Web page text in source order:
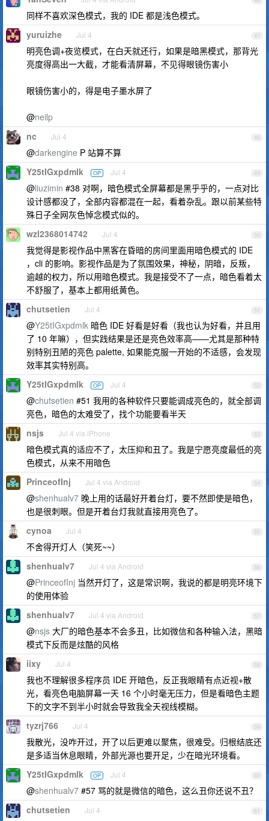
同样不喜欢深色模式，我的 IDE 都是浅色模式。
47
yuruizhe Jul 4
明亮色调+夜览模式，在白天就还行，如果是暗黑模式，那背光
亮度得高出一大截，才能看清屏幕，不见得眼镜伤害小
眼镜伤害小的，得是电子墨水屏了
@neilp
48
nc Jul 4
@darkengine P 站算不算
49
Y25tIGxpdmlk OP Jul 4
@liuzimin #38 对啊，暗色模式全屏幕都是黑乎乎的，一点对比
设计感都没了，全部内容都混在一起，看着杂乱。跟以前某些特
殊日子全网灰色悼念模式似的。
50
wzl2368014742 Jul 4
我觉得是影视作品中黑客在昏暗的房间里面用暗色模式的 IDE
，cli 的影响。影视作品是为了氛围效果，神秘，阴暗，反叛，
逾越的权力，所以用暗色模式。我是接受不了一点，暗色看着太
不舒服了，基本上都用纸黄色。
51
chutsetien Jul 4
@Y25tIGxpdmlk 暗色 IDE 好看是好看（我也认为好看，并且用
了 10 年嘛），但实践结果是还是亮色效率高——尤其是那种特
别特别丑陋的亮色 palette, 如果能克服一开始的不适感，会发现
效率其实特别高。
52
Y25tIGxpdmlk OP Jul 4
@chutsetien #51 我用的各种软件只要能调成亮色的，就全部调
亮色，暗色的太难受了，找个功能要看半天
53
nsjs Jul 4 via iPhone
暗色模式真的适应不了，太压抑和丑了。我是宁愿亮度最低的亮
色模式，从来不用暗色
54
PrinceofInj Jul 4 via Android
@shenhualv7 晚上用的话最好开着台灯，要不然即使是暗色，
也是很刺眼。但是开着台灯我就直接用亮色了。
55
cynoa Jul 4
不舍得开灯人（笑死~~）
56
shenhualv7 Jul 4 via Android
@PrinceofInj 当然开灯了，这是常识啊，我说的都是明亮环境下
的使用体验
57
shenhualv7 Jul 4 via Android
@nsjs 大厂的暗色基本不会多丑，比如微信和各种输入法，黑暗
模式下反而是炫酷的风格
58
iixy Jul 4
我也不理解很多程序员 IDE 开暗色，反正我眼睛有点近视+散
光，看亮色电脑屏幕一天 16 个小时毫无压力，但是看暗色主题
下的文字不到半小时就会导致我全天视线模糊。
59
tyzrj766 Jul 4
我散光，没咋开过，开了以后更难以聚焦，很难受。归根结底还
是多适当休息眼睛，外部光源也要开足，少在暗光环境看。
60
Y25tIGxpdmlk OP Jul 4
@shenhualv7 #57 骂的就是微信的暗色，这么丑你还说不丑？
61
chutsetien Jul 4